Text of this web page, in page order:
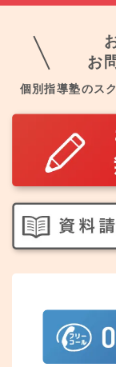
お
個別指導塾のス